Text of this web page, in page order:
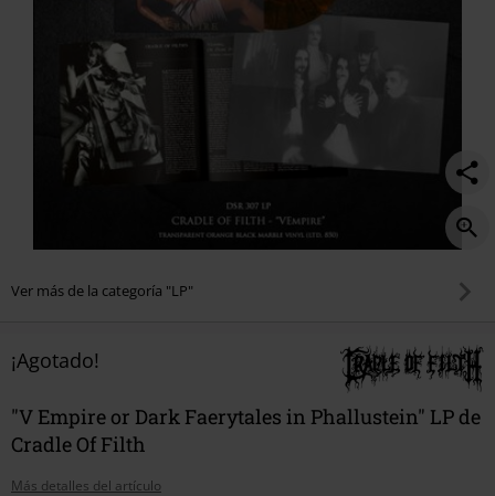
Ver más de la categoría "LP"
¡Agotado!
"V Empire or Dark Faerytales in Phallustein" LP de
Cradle Of Filth
Más detalles del artículo